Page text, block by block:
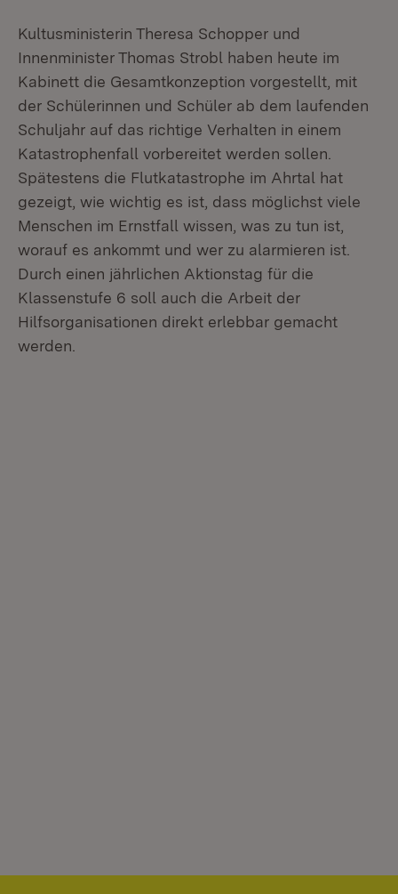
Kultusministerin Theresa Schopper und
Innenminister Thomas Strobl haben heute im
Kabinett die Gesamtkonzeption vorgestellt, mit
der Schülerinnen und Schüler ab dem laufenden
Schuljahr auf das richtige Verhalten in einem
Katastrophenfall vorbereitet werden sollen.
Spätestens die Flutkatastrophe im Ahrtal hat
gezeigt, wie wichtig es ist, dass möglichst viele
Menschen im Ernstfall wissen, was zu tun ist,
worauf es ankommt und wer zu alarmieren ist.
Durch einen jährlichen Aktionstag für die
Klassenstufe 6 soll auch die Arbeit der
Hilfsorganisationen direkt erlebbar gemacht
werden.